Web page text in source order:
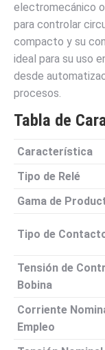
electromecánico
para controlar
compacto y su
ideal para su uso
desde
procesos.
Tabla de
Característica
Tipo de Relé
Gama de
Tipo de
Tensión de
Bobina
Corriente
Empleo